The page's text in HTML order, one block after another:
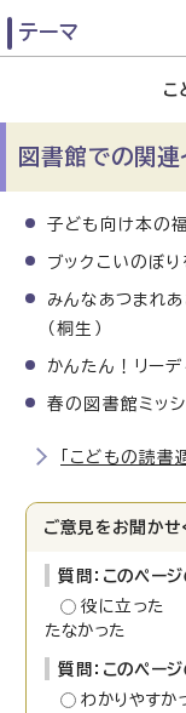
テーマ
こ
図書館での関連
子ども向け本の福
ブックこいのぼり
みんなあつまれあ
（桐生）
かんたん！リーデ
春の図書館ミッシ
「こどもの読書
ご意見をお聞かせ
質問：このペー
役に立った
たなかった
質問：このペー
わかりやす